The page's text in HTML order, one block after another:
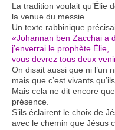
La tradition voulait qu’Élie
la venue du messie.
Un texte rabbinique
«Johannan ben Zacchai a
j’enverrai le prophète Élie,
vous devrez tous deux
On disait aussi que ni l’un
mais que c’est vivants
Mais cela ne dit encore
présence.
S’ils éclairent le choix de
avec le chemin que Jésus